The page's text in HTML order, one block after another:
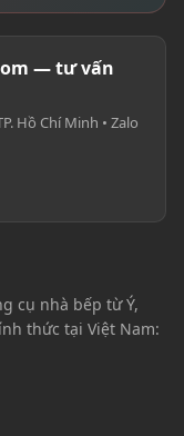
— tư vấn
Hồ Chí Minh • Zalo
cụ nhà bếp từ Ý,
thức tại Việt Nam: